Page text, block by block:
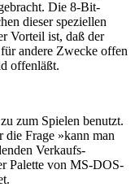
Die 8-Bit-
dieser speziellen
Vorteil ist, daß der
andere Zwecke offen
offenläßt.
zum Spielen benutzt.
Frage »kann man
Verkaufs-
Palette von MS-DOS-